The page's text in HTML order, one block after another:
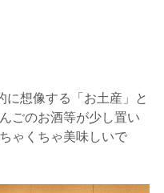
想像する「お土産」と
ごのお酒等が少し置い
ゃくちゃ美味しいで